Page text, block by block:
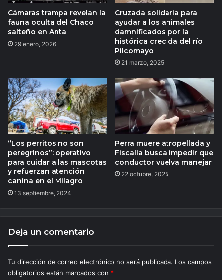
Cámaras trampa revelan la
fauna oculta del Chaco
salteño en Anta
29 enero, 2026
Cruzada solidaria para
ayudar a los animales
damnificados por la
histórica crecida del río
Pilcomayo
21 marzo, 2025
“Los perritos no son
peregrinos”: operativo
para cuidar a las mascotas
y refuerzan atención
canina en el Milagro
13 septiembre, 2024
Perra muere atropellada y
Fiscalía busca impedir que
conductor vuelva manejar
22 octubre, 2025
Deja un comentario
Tu dirección de correo electrónico no será publicada. Los campos
obligatorios están marcados con *